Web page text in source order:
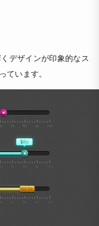
デザインが印象的なス
います。